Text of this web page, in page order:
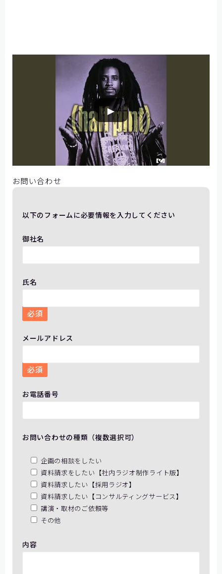
►
参考になりましたか？
はい いいえ
お問い合わせ
以下のフォームに必要情報を入力してください
御社名
氏名
必須
メールアドレス
必須
お電話番号
お問い合わせの種類（複数選択可）
企画の相談をしたい
資料請求をしたい【社内ラジオ制作ライト版】
資料請求したい【採用ラジオ】
資料請求したい【コンサルティングサービス】
講演・取材のご依頼等
その他
内容